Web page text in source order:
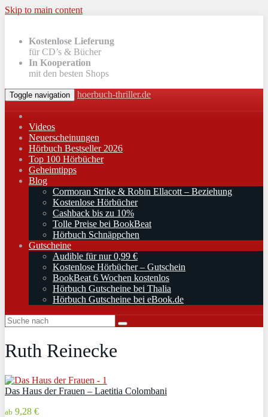
Skip to main content
Kostenlose Lieferung
für CD’s & Bücher
In Kooperation
mit den besten Shops
Toggle navigation hoerbuch-thriller.de
Videos
Neuerscheinungen
Hörbuch Bestseller 2026
Top 100 Hörbücher
Geheimtipps
Blog
Cormoran Strike & Robin Ellacott – Beziehung
Kostenlose Hörbücher
Cashback bis zu 10%
Tolle Preise bei BookBeat
Hörbuch Schnäppchen
Gutscheine
Audible für nur 0,99 €
Kostenlose Hörbücher – Gutschein
BookBeat 6 Wochen kostenlos
Hörbuch Gutscheine bei Thalia
Hörbuch Gutscheine bei eBook.de
Ruth Reinecke
Das Haus der Frauen – Laetitia Colombani
ab 9,28 €